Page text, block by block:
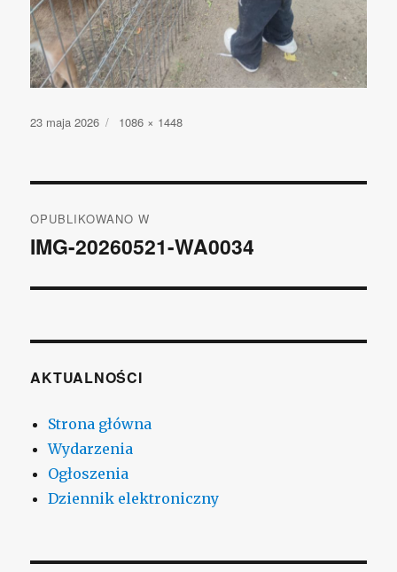
Opublikowano
23 maja 2026
Pełny
1086 × 1448
wpisu
OPUBLIKOWANO W
IMG-20260521-WA0034
AKTUALNOŚCI
Strona główna
Wydarzenia
Ogłoszenia
Dziennik elektroniczny